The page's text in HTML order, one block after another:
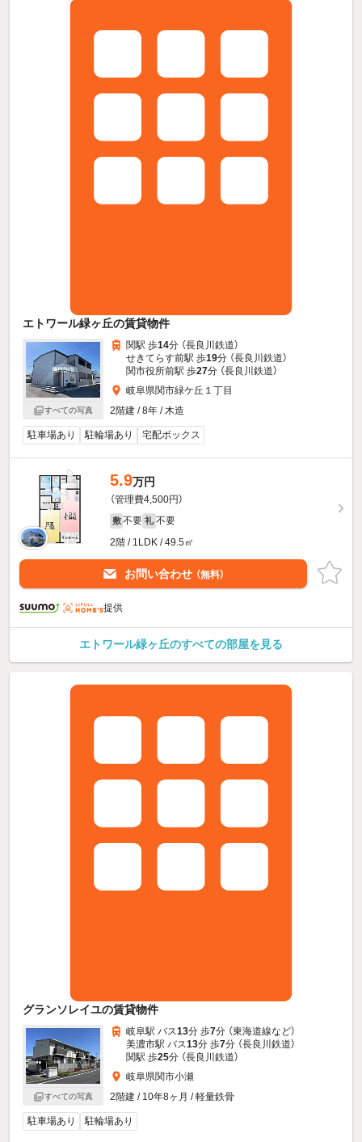
エトワール緑ヶ丘の賃貸物件
すべての写真
関駅 歩14分 （長良川鉄道）
せきてらす前駅 歩19分 （長良川鉄道）
関市役所前駅 歩27分 （長良川鉄道）
岐阜県関市緑ケ丘１丁目
2階建 / 8年 / 木造
駐車場あり 駐輪場あり 宅配ボックス
5.9万円
（管理費4,500円）
敷 不要 礼 不要
2階 / 1LDK / 49.5㎡
お問い合わせ （無料）
提供
エトワール緑ヶ丘のすべての部屋を見る
グランソレイユの賃貸物件
すべての写真
岐阜駅 バス13分 歩7分 （東海道線など）
美濃市駅 バス13分 歩7分 （長良川鉄道）
関駅 歩25分 （長良川鉄道）
岐阜県関市小瀬
2階建 / 10年8ヶ月 / 軽量鉄骨
駐車場あり 駐輪場あり